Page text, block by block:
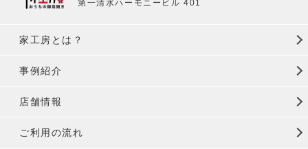
第一清水ハーモニービル 401
家工房とは？
事例紹介
店舗情報
ご利用の流れ